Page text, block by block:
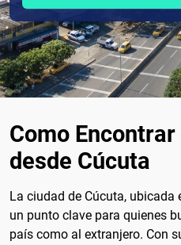
Como
desde Cúcuta
La ciudad de Cúcuta, ubicada
un punto clave para quienes
país como al extranjero. Con